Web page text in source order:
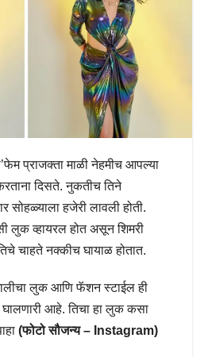
प्राजक्ता माळी नेहमीच आपल्या
करताना दिसते. नुकतीच तिने
सोहळ्याला हजेरी लावली होती.
लुक व्हायरल होत असून शिमरी
चाहते नक्कीच घायाळ होतात.
लुक आणि फॅशन स्टाईल ही
आहे. तिचा हा लुक कसा
(फोटो सौजन्य – Instagram)